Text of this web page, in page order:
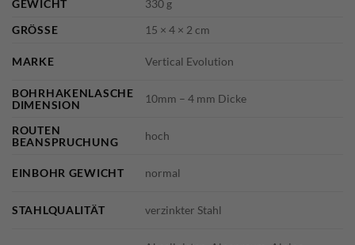
GEWICHT
330 g
GRÖSSE
15 × 4 × 2 cm
MARKE Vertical Evolution
BOHRHAKENLASCHE
DIMENSION
10mm – 4 mm Dicke
ROUTEN
BEANSPRUCHUNG
hoch
EINBOHR GEWICHT normal
STAHLQUALITÄT verzinkter Stahl